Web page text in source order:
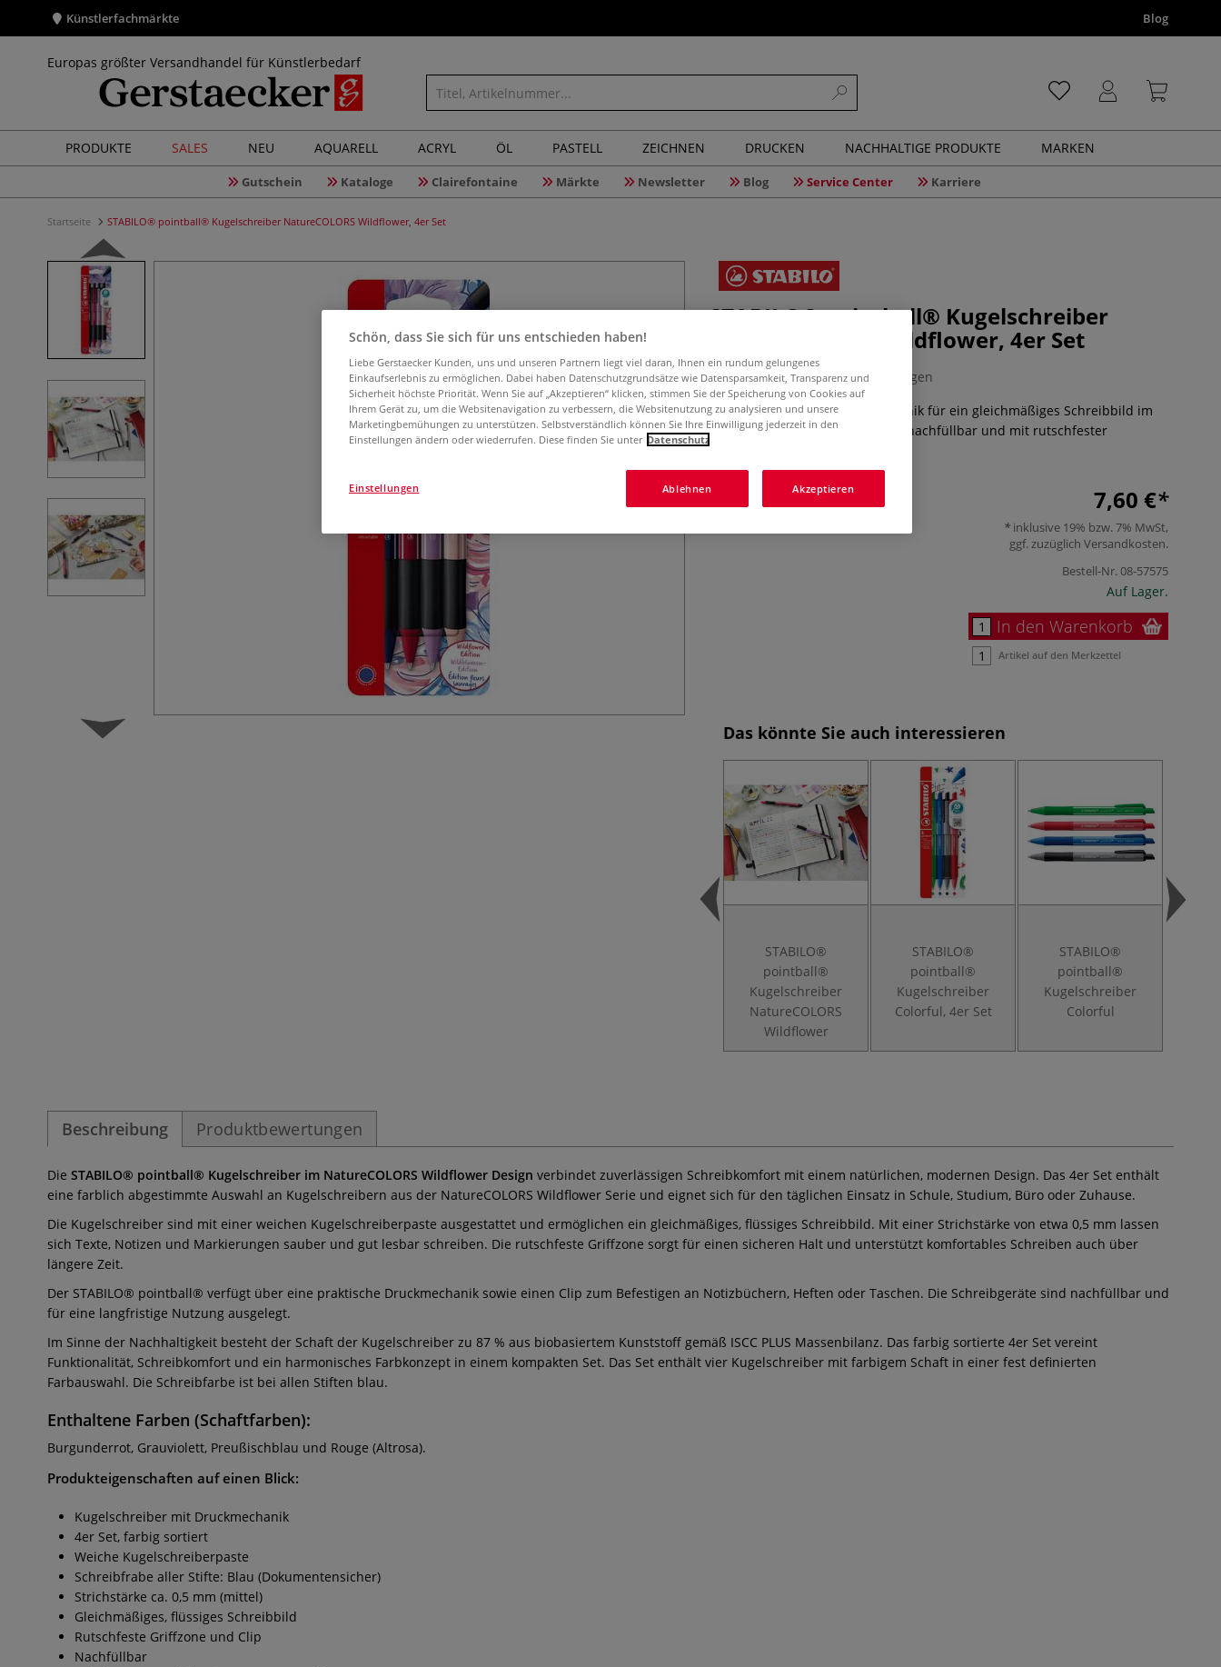
Künstlerfachmärkte Blog
Europas größter Versandhandel für Künstlerbedarf
PRODUKTE SALES NEU AQUARELL ACRYL ÖL PASTELL ZEICHNEN DRUCKEN NACHHALTIGE PRODUKTE MARKEN
Gutschein Kataloge Clairefontaine Märkte Newsletter Blog Service Center Karriere
Startseite STABILO® pointball® Kugelschreiber NatureCOLORS Wildflower, 4er Set
STABILO® pointball® Kugelschreiber
NatureCOLORS Wildflower, 4er Set
0 Bewertungen
Kugelschreiber mit Druckmechanik für ein gleichmäßiges Schreibbild im
4er Set, Strichstärke ca. 0,5 mm, nachfüllbar und mit rutschfester
7,60 €
inklusive 19% bzw. 7% MwSt,
ggf. zuzüglich Versandkosten.
Bestell-Nr.08-57575
Auf Lager.
In den Warenkorb
Artikel auf den Merkzettel
Das könnte Sie auch interessieren
STABILO®
pointball®
Kugelschreiber
NatureCOLORS
Wildflower
STABILO®
pointball®
Kugelschreiber
Colorful, 4er Set
STABILO®
pointball®
Kugelschreiber
Colorful
Beschreibung Produktbewertungen
Die STABILO® pointball® Kugelschreiber im NatureCOLORS Wildflower Design verbindet zuverlässigen Schreibkomfort mit einem natürlichen, modernen Design. Das 4er Set enthält
eine farblich abgestimmte Auswahl an Kugelschreibern aus der NatureCOLORS Wildflower Serie und eignet sich für den täglichen Einsatz in Schule, Studium, Büro oder Zuhause.
Die Kugelschreiber sind mit einer weichen Kugelschreiberpaste ausgestattet und ermöglichen ein gleichmäßiges, flüssiges Schreibbild. Mit einer Strichstärke von etwa 0,5 mm lassen
sich Texte, Notizen und Markierungen sauber und gut lesbar schreiben. Die rutschfeste Griffzone sorgt für einen sicheren Halt und unterstützt komfortables Schreiben auch über
längere Zeit.
Der STABILO® pointball® verfügt über eine praktische Druckmechanik sowie einen Clip zum Befestigen an Notizbüchern, Heften oder Taschen. Die Schreibgeräte sind nachfüllbar und
für eine langfristige Nutzung ausgelegt.
Im Sinne der Nachhaltigkeit besteht der Schaft der Kugelschreiber zu 87 % aus biobasiertem Kunststoff gemäß ISCC PLUS Massenbilanz. Das farbig sortierte 4er Set vereint
Funktionalität, Schreibkomfort und ein harmonisches Farbkonzept in einem kompakten Set. Das Set enthält vier Kugelschreiber mit farbigem Schaft in einer fest definierten
Farbauswahl. Die Schreibfarbe ist bei allen Stiften blau.
Enthaltene Farben (Schaftfarben):
Burgunderrot, Grauviolett, Preußischblau und Rouge (Altrosa).
Produkteigenschaften auf einen Blick:
Kugelschreiber mit Druckmechanik
4er Set, farbig sortiert
Weiche Kugelschreiberpaste
Schreibfrabe aller Stifte: Blau (Dokumentensicher)
Strichstärke ca. 0,5 mm (mittel)
Gleichmäßiges, flüssiges Schreibbild
Rutschfeste Griffzone und Clip
Nachfüllbar
Schön, dass Sie sich für uns entschieden haben!
Liebe Gerstaecker Kunden, uns und unseren Partnern liegt viel daran, Ihnen ein rundum gelungenes
Einkaufserlebnis zu ermöglichen. Dabei haben Datenschutzgrundsätze wie Datensparsamkeit, Transparenz und
Sicherheit höchste Priorität. Wenn Sie auf „Akzeptieren“ klicken, stimmen Sie der Speicherung von Cookies auf
Ihrem Gerät zu, um die Websitenavigation zu verbessern, die Websitenutzung zu analysieren und unsere
Marketingbemühungen zu unterstützen. Selbstverständlich können Sie Ihre Einwilligung jederzeit in den
Einstellungen ändern oder wiederrufen. Diese finden Sie unter Datenschutz
Ablehnen Akzeptieren
Einstellungen